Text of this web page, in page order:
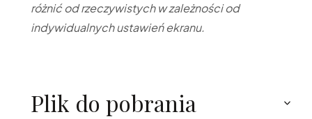
różnić od rzeczywistych w zależności od
indywidualnych ustawień ekranu.
Plik do pobrania